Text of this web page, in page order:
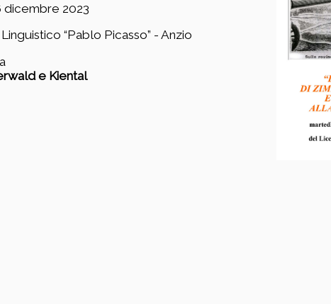
2023
“Pablo Picasso” - Anzio
e Kiental